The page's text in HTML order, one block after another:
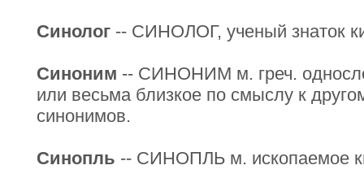
Синолог -- СИНОЛОГ, ученый знаток
Синоним -- СИНОНИМ м. греч.
или весьма близкое по смыслу к
синонимов.
Синопль -- СИНОПЛЬ м. ископаемое